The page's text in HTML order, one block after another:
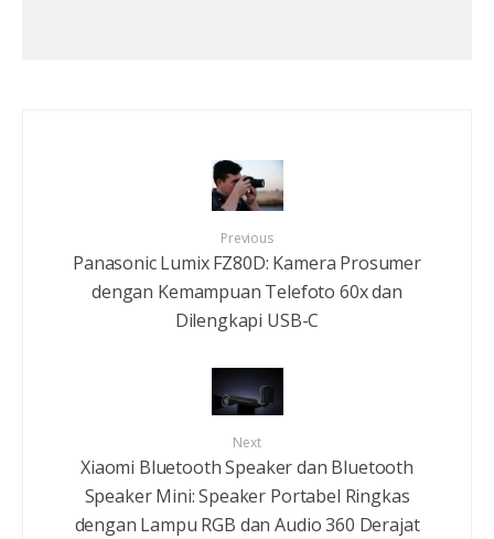
Previous
Panasonic Lumix FZ80D: Kamera Prosumer
dengan Kemampuan Telefoto 60x dan
Dilengkapi USB-C
Next
Xiaomi Bluetooth Speaker dan Bluetooth
Speaker Mini: Speaker Portabel Ringkas
dengan Lampu RGB dan Audio 360 Derajat